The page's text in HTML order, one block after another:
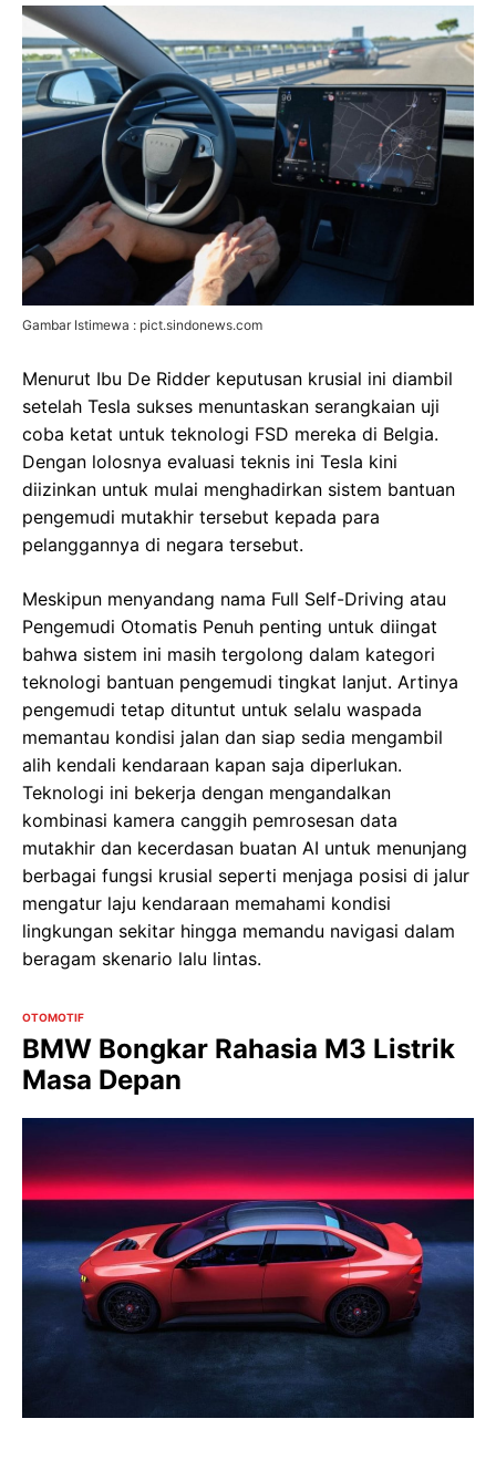
Gambar Istimewa : pict.sindonews.com
Menurut Ibu De Ridder keputusan krusial ini diambil
setelah Tesla sukses menuntaskan serangkaian uji
coba ketat untuk teknologi FSD mereka di Belgia.
Dengan lolosnya evaluasi teknis ini Tesla kini
diizinkan untuk mulai menghadirkan sistem bantuan
pengemudi mutakhir tersebut kepada para
pelanggannya di negara tersebut.
Meskipun menyandang nama Full Self-Driving atau
Pengemudi Otomatis Penuh penting untuk diingat
bahwa sistem ini masih tergolong dalam kategori
teknologi bantuan pengemudi tingkat lanjut. Artinya
pengemudi tetap dituntut untuk selalu waspada
memantau kondisi jalan dan siap sedia mengambil
alih kendali kendaraan kapan saja diperlukan.
Teknologi ini bekerja dengan mengandalkan
kombinasi kamera canggih pemrosesan data
mutakhir dan kecerdasan buatan AI untuk menunjang
berbagai fungsi krusial seperti menjaga posisi di jalur
mengatur laju kendaraan memahami kondisi
lingkungan sekitar hingga memandu navigasi dalam
beragam skenario lalu lintas.
OTOMOTIF
BMW Bongkar Rahasia M3 Listrik
Masa Depan